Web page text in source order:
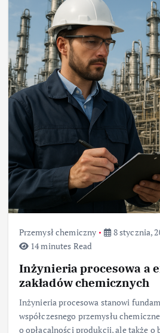
Przemysł chemiczny
8 stycznia,
14 minutes Read
Inżynieria procesowa a
zakładów chemicznych
Inżynieria procesowa stanowi
współczesnego przemysłu
o opłacalności produkcji, ale także o